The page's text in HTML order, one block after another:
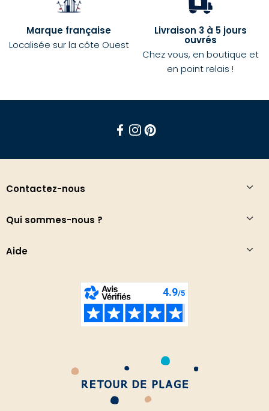
Marque française
Localisée sur la côte Ouest
Livraison 3 à 5 jours
ouvrés
Chez vous, en boutique et
en point relais !
Contactez-nous
Qui sommes-nous ?
Aide